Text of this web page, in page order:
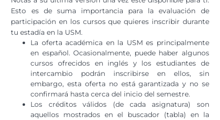
Esto es de suma importancia para la evaluación de
participación en los cursos que quieres inscribir durante
tu estadía en la USM.
La oferta académica en la USM es principalmente
en español. Ocasionalmente, puede haber algunos
cursos ofrecidos en inglés y los estudiantes de
intercambio podrán inscribirse en ellos, sin
embargo, esta oferta no está garantizada y no se
confirmará hasta cerca del inicio del semestre.
Los créditos válidos (de cada asignatura) son
aquellos mostrados en el buscador (tabla) en la